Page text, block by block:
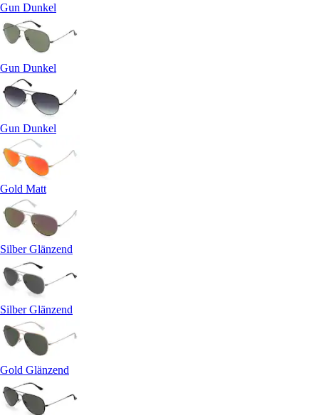
Gun Dunkel
Gun Dunkel
Gun Dunkel
Gold Matt
Silber Glänzend
Silber Glänzend
Gold Glänzend